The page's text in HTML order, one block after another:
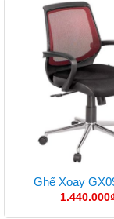
Ghế Xoay
1.440.000